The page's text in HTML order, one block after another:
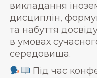
викладання
дисциплін,
та набуття
в умовах
середовища.
Під час